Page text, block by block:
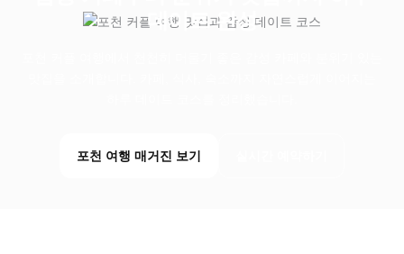
데이트 완성
포천 여행 매거진 보기